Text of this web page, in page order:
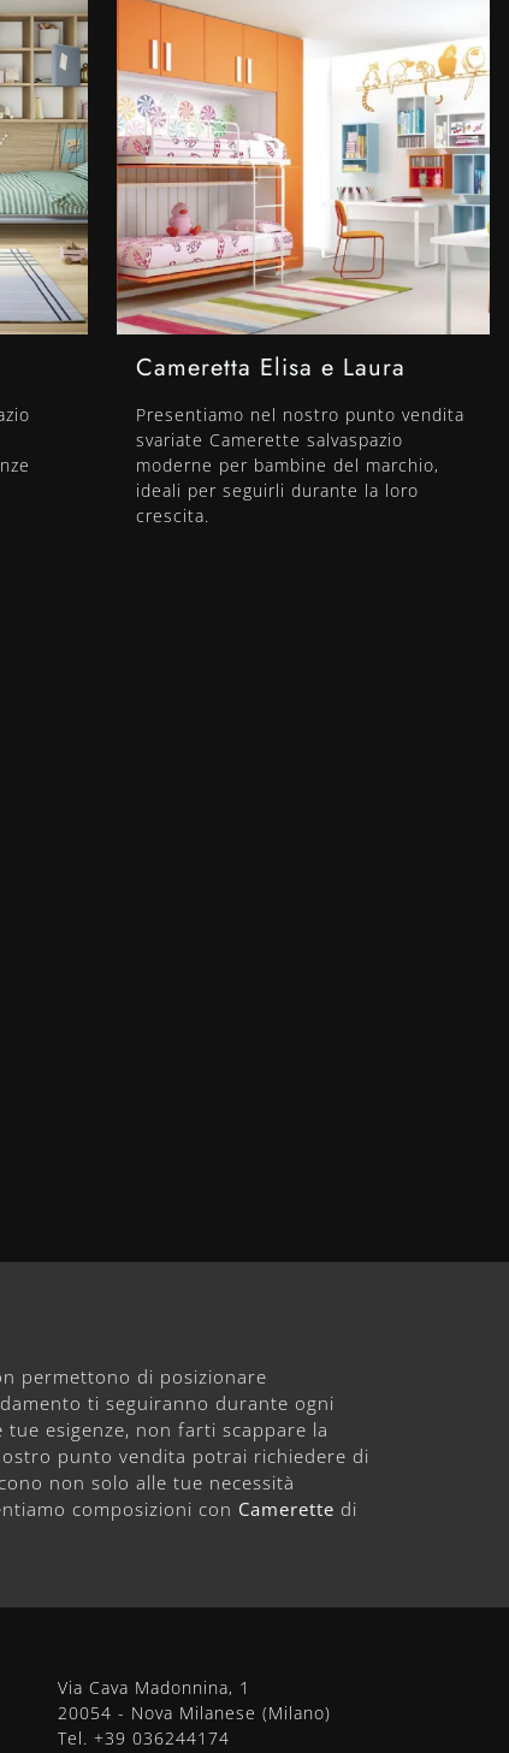
Cameretta Elisa e Laura
Presentiamo nel nostro punto vendita
svariate Camerette salvaspazio
moderne per bambine del marchio,
ideali per seguirli durante la loro
crescita.
permettono di posizionare
ti seguiranno durante ogni
esigenze, non farti scappare la
punto vendita potrai richiedere di
non solo alle tue necessità
composizioni con Camerette di
Via Cava Madonnina, 1
20054 - Nova Milanese (Milano)
Tel. +39 036244174